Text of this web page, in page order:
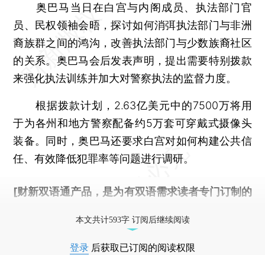
奥巴马当日在白宫与内阁成员、执法部门官
员、民权领袖会晤，探讨如何消弭执法部门与非洲
裔族群之间的鸿沟，改善执法部门与少数族裔社区
的关系。奥巴马会后发表声明，提出需要特别拨款
来强化执法训练并加大对警察执法的监督力度。
根据拨款计划，2.63亿美元中的7500万将用
于为各州和地方警察配备约5万套可穿戴式摄像头
装备。同时，奥巴马还要求白宫对如何构建公共信
任、有效降低犯罪率等问题进行调研。
[财新双语通产品，是为有双语需求读者专门订制的
本文共计593字 订阅后继续阅读
登录 后获取已订阅的阅读权限